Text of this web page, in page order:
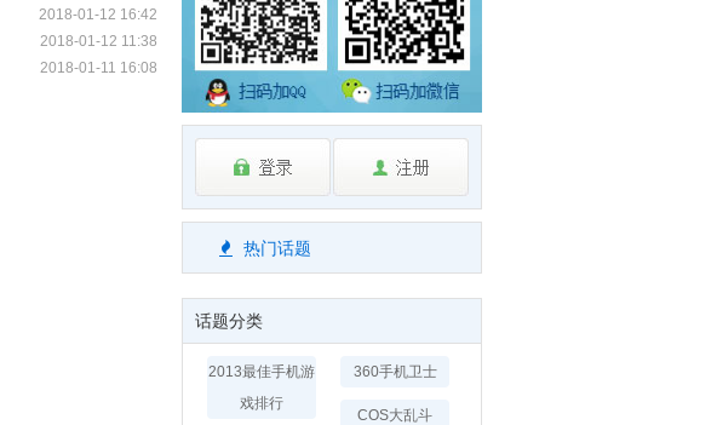
2018-01-12 16:42
2018-01-12 11:38
2018-01-11 16:08
热门话题
话题分类
2013最佳手机游
戏排行
360手机卫士
COS大乱斗